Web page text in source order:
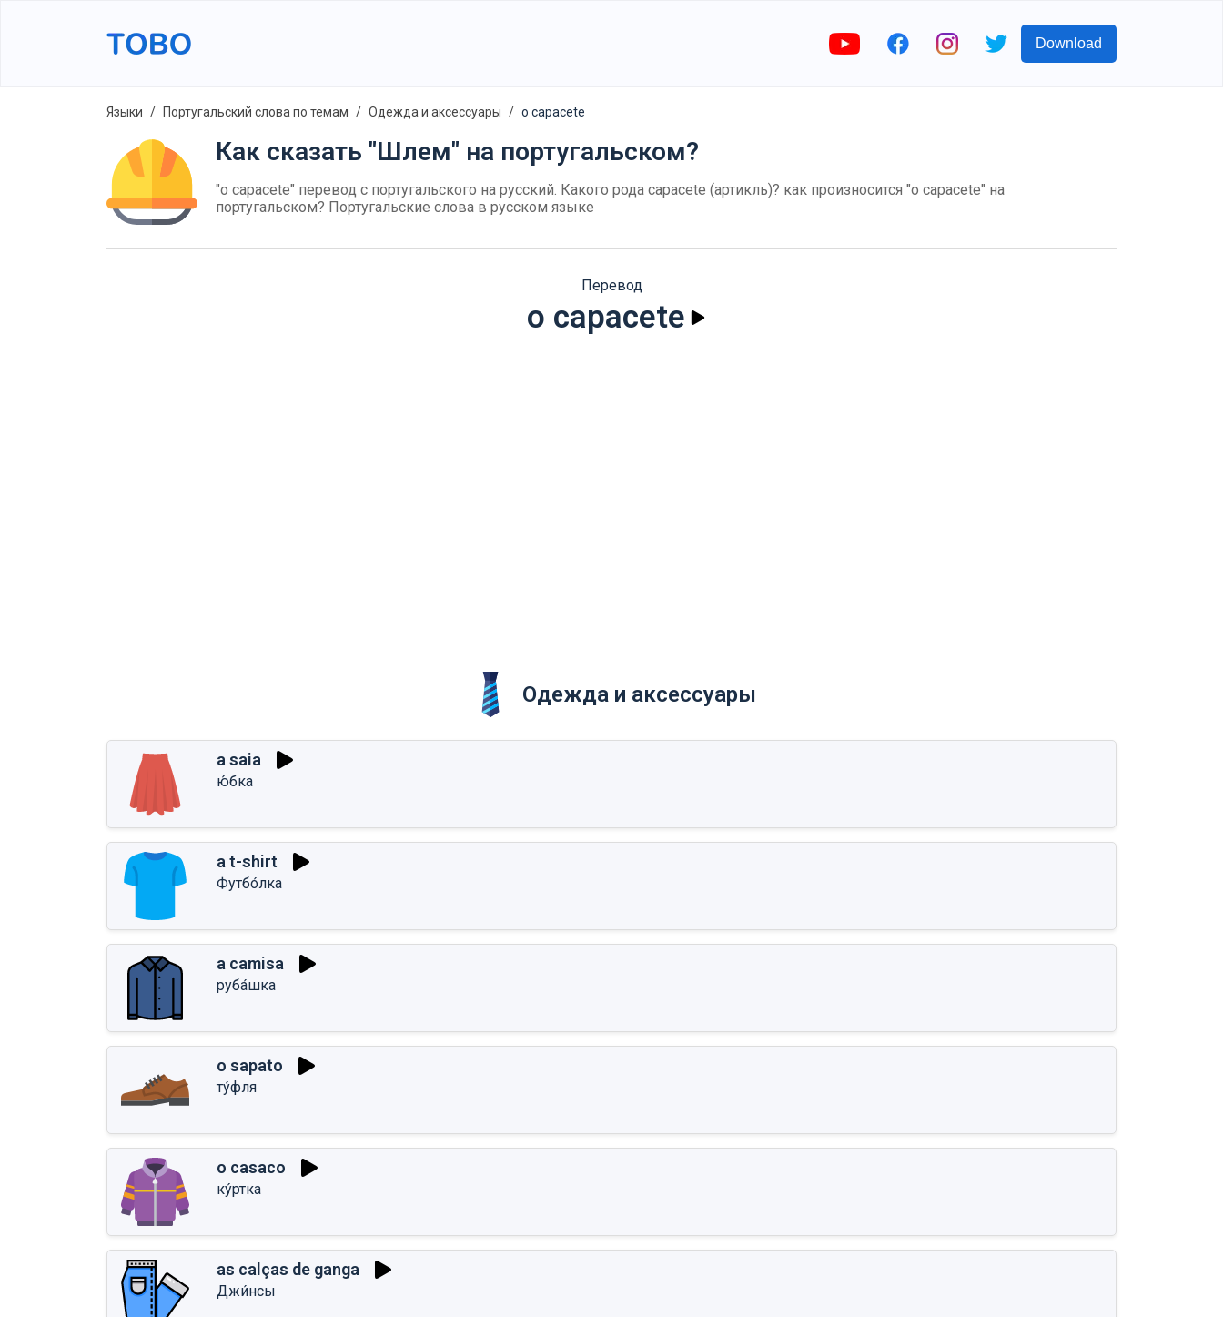
Download
Языки Португальский слова по темам Одежда и аксессуары o capacete
Как сказать "Шлем" на португальском?
"o capacete" перевод с португальского на русский. Какого рода capacete (артикль)? как произносится "o capacete" на
португальском? Португальские слова в русском языке
Перевод
o capacete
Одежда и аксессуары
a saia
ю́бка
a t-shirt
Футбо́лка
a camisa
руба́шка
o sapato
ту́фля
o casaco
ку́ртка
as calças de ganga
Джи́нсы